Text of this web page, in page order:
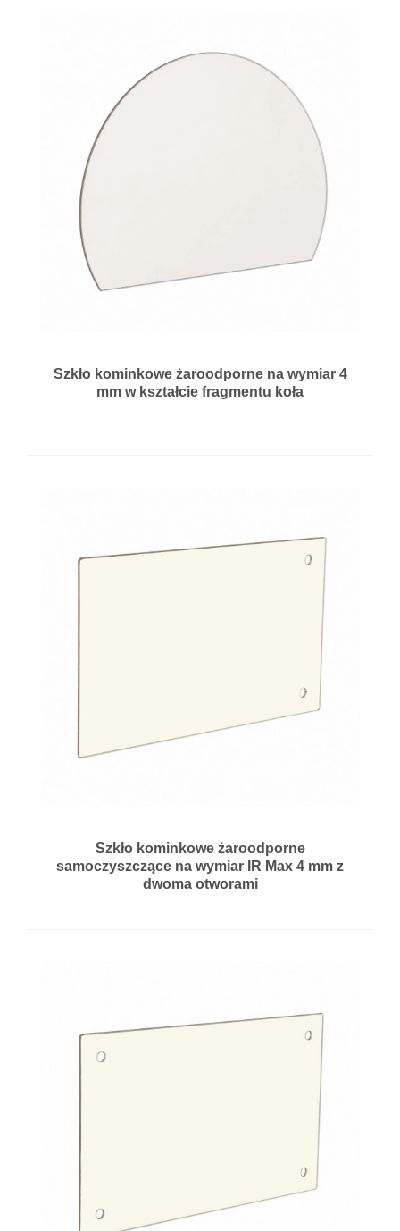
Szkło kominkowe żaroodporne na wymiar 4
mm w kształcie fragmentu koła
Szkło kominkowe żaroodporne
samoczyszczące na wymiar IR Max 4 mm z
dwoma otworami